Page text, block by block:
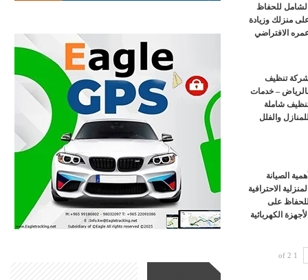
الشامل للحفاظ
منزلك وزيادة
الافتراضي
تنظيف
– خدمات
شاملة
للمنازل والفلل
أهمية الصيانة
المنزلية الاحترافية
للحفاظ على
الأجهزة الكهربائية
1 of 2